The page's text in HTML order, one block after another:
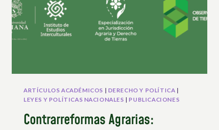
ARTÍCULOS ACADÉMICOS | DERECHO Y POLÍTICA |
LEYES Y POLÍTICAS NACIONALES | PUBLICACIONES
Contrarreformas Agrarias: